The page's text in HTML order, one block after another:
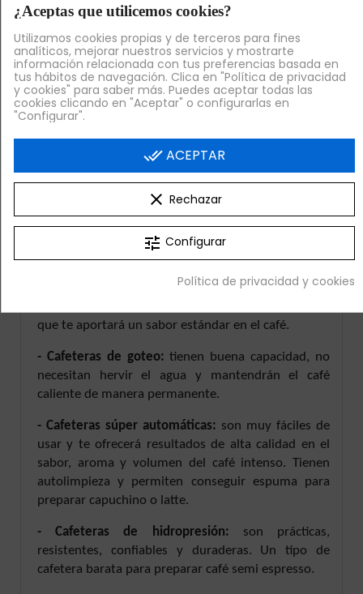
De allí que, escoger elequipamiento cafetería y
buffet será de las decisiones más importantes para
que inicies tu negocio.
Tipos de máquinas de café
máquinas de cafés y accesorios que existen:
- Máquinas de café profesional para expressos:una
buena cafetera para tu cafetería o bar que
optimizará tu productividad. Son rápidas, simples y
de larga duración, ideales para preparar café al
gusto del cliente.
- Máquinas de café de cápsulas: son fáciles de usar
que te aportará un sabor estándar en el café.
- Cafeteras de goteo: tienen buena capacidad, no
necesitan hervir el agua y mantendrán el café
caliente de manera permanente.
- Cafeteras súper automáticas: son muy fáciles de
usar y te ofrecerá resultados de alta calidad en el
sabor, aroma y volumen del café intenso. Tienen
autolimpieza y permiten conseguir espuma para
preparar capuchino o latte.
- Cafeteras de hidropresión: son prácticas,
resistentes, confiables y duraderas. Un tipo de
cafetera barata para preparar café semi espresso.
¿Aceptas que utilicemos cookies?
Utilizamos cookies propias y de terceros para fines
analíticos, mejorar nuestros servicios y mostrarte
información relacionada con tus preferencias basada en
tus hábitos de navegación. Clica en "Política de privacidad
y cookies" para saber más. Puedes aceptar todas las
cookies clicando en "Aceptar" o configurarlas en
"Configurar".
done_all ACEPTAR
clear Rechazar
tune Configurar
Política de privacidad y cookies